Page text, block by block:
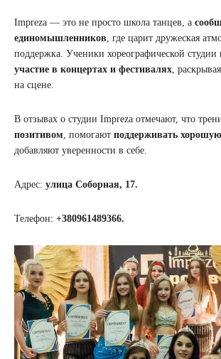
Impreza — это не просто школа танцев, а
единомышленников, где царит дружеская
поддержка. Ученики хореографической студии
участие в концертах и фестивалях,
на сцене.
В отзывах о студии Impreza отмечают, что
позитивом, помогают поддерживать
добавляют уверенности в себе.
Адрес: улица Соборная, 17.
Телефон: +380961489366.